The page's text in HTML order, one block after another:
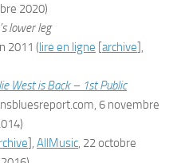
2020)
lower leg
2011 (lire en ligne [archive],
West is Back – 1st Public
6 novembre
)
], AllMusic, 22 octobre